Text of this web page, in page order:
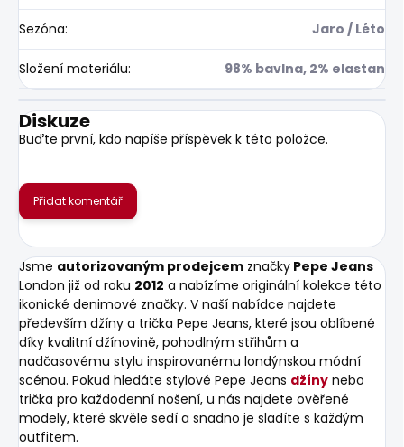
Sezóna: Jaro / Léto
Složení materiálu: 98% bavlna, 2% elastan
Diskuze
Buďte první, kdo napíše příspěvek k této položce.
Přidat komentář
Jsme autorizovaným prodejcem značky Pepe Jeans
London již od roku 2012 a nabízíme originální kolekce této
ikonické denimové značky. V naší nabídce najdete
především džíny a trička Pepe Jeans, které jsou oblíbené
díky kvalitní džínovině, pohodlným střihům a
nadčasovému stylu inspirovanému londýnskou módní
scénou. Pokud hledáte stylové Pepe Jeans džíny nebo
trička pro každodenní nošení, u nás najdete ověřené
modely, které skvěle sedí a snadno je sladíte s každým
outfitem.